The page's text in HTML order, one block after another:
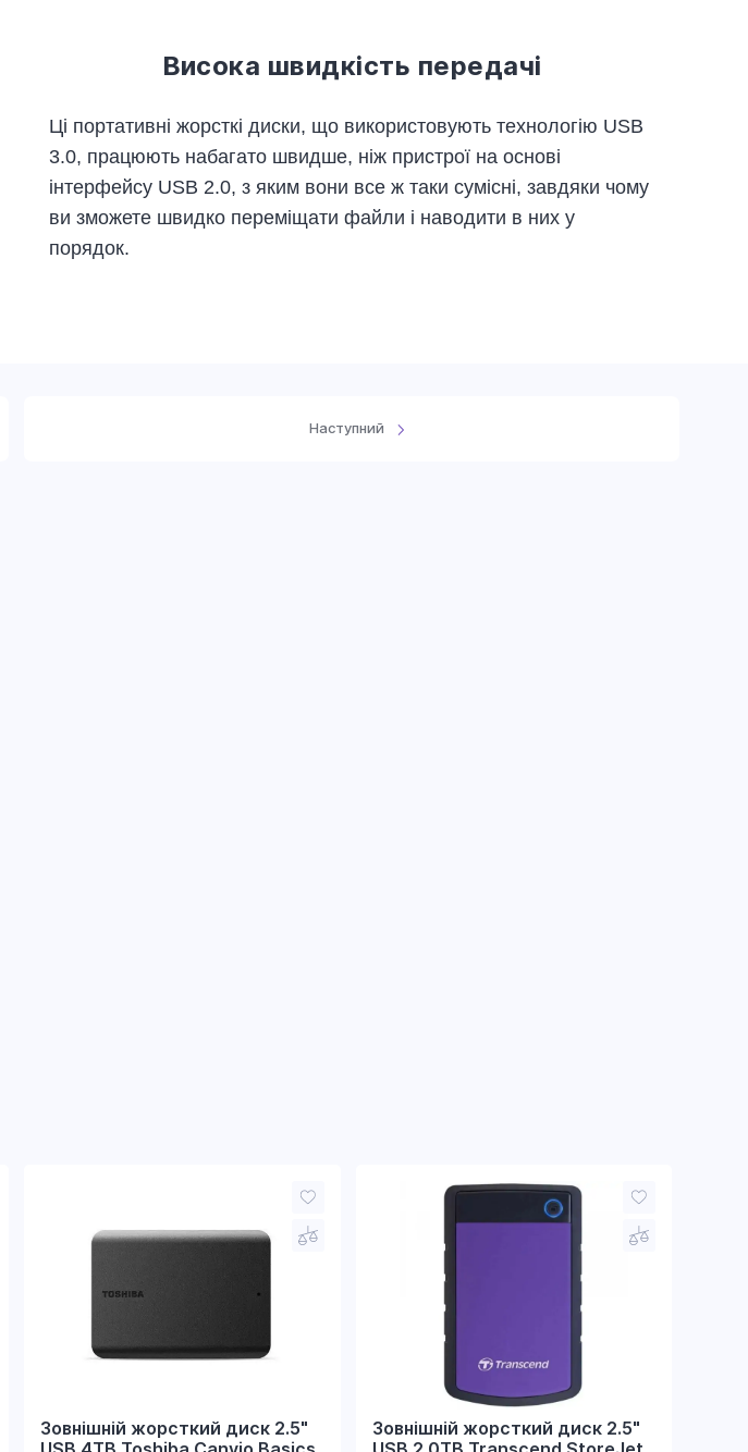
Висока швидкість передачі
Ці портативні жорсткі диски, що використовують технологію USB
3.0, працюють набагато швидше, ніж пристрої на основі
інтерфейсу USB 2.0, з яким вони все ж таки сумісні, завдяки чому
ви зможете швидко переміщати файли і наводити в них у
порядок.
Наступний
Зовнішній жорсткий диск 2.5"
Зовнішній жорсткий диск 2.5"